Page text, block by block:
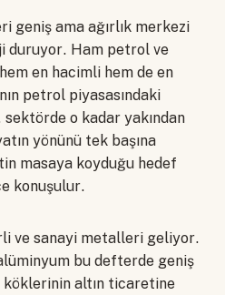
geniş ama ağırlık merkezi
duruyor. Ham petrol ve
en hacimli hem de en
petrol piyasasındaki
o kadar yakından
yönünü tek başına
masaya koyduğu hedef
konuşulur.
ve sanayi metalleri geliyor.
bu defterde geniş
köklerinin altın ticaretine